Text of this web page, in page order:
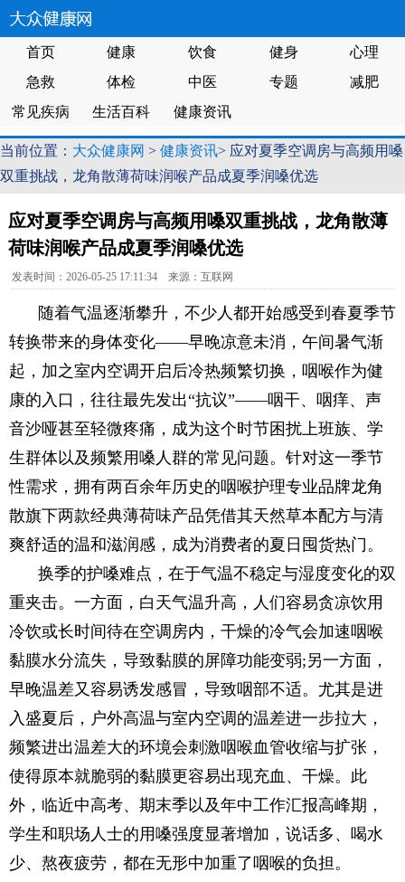
首页 健康 饮食 健身
心理
急救
体检 中医 专题
减肥
常见疾病
生活百科 健康资讯
当前位置： 大众健康网 > 健康资讯> 应对夏季空调房与高频用嗓
双重挑战，龙角散薄荷味润喉产品成夏季润嗓优选
应对夏季空调房与高频用嗓双重挑战，龙角散薄
荷味润喉产品成夏季润嗓优选
发表时间：2026-05-25 17:11:34 来源：互联网
随着气温逐渐攀升，不少人都开始感受到春夏季节
转换带来的身体变化——早晚凉意未消，午间暑气渐
起，加之室内空调开启后冷热频繁切换，咽喉作为健
康的入口，往往最先发出“抗议”——咽干、咽痒、声
音沙哑甚至轻微疼痛，成为这个时节困扰上班族、学
生群体以及频繁用嗓人群的常见问题。针对这一季节
性需求，拥有两百余年历史的咽喉护理专业品牌龙角
散旗下两款经典薄荷味产品凭借其天然草本配方与清
爽舒适的温和滋润感，成为消费者的夏日囤货热门。
换季的护嗓难点，在于气温不稳定与湿度变化的双
重夹击。一方面，白天气温升高，人们容易贪凉饮用
冷饮或长时间待在空调房内，干燥的冷气会加速咽喉
黏膜水分流失，导致黏膜的屏障功能变弱;另一方面，
早晚温差又容易诱发感冒，导致咽部不适。尤其是进
入盛夏后，户外高温与室内空调的温差进一步拉大，
频繁进出温差大的环境会刺激咽喉血管收缩与扩张，
使得原本就脆弱的黏膜更容易出现充血、干燥。此
外，临近中高考、期末季以及年中工作汇报高峰期，
学生和职场人士的用嗓强度显著增加，说话多、喝水
少、熬夜疲劳，都在无形中加重了咽喉的负担。